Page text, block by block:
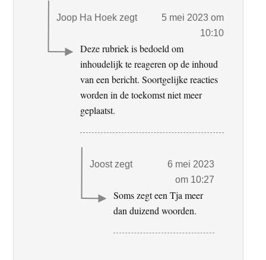
Joop Ha Hoek zegt
5 mei 2023 om
10:10
Deze rubriek is bedoeld om
inhoudelijk te reageren op de inhoud
van een bericht. Soortgelijke reacties
worden in de toekomst niet meer
geplaatst.
Joost zegt
6 mei 2023
om 10:27
Soms zegt een Tja meer
dan duizend woorden.